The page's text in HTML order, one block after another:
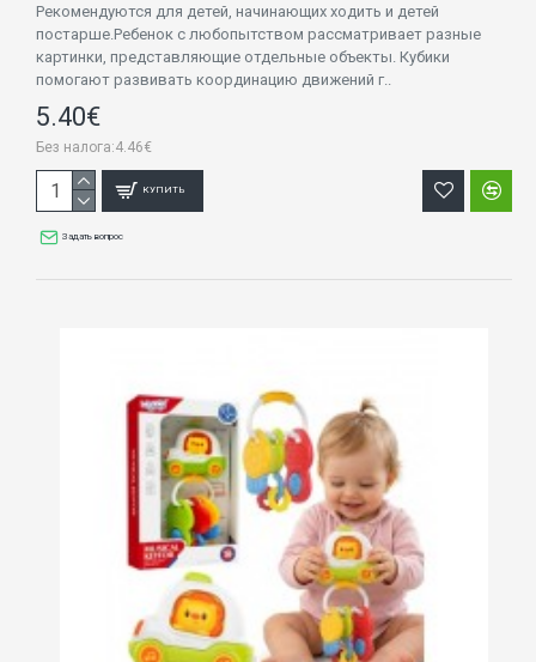
Рекомендуются для детей, начинающих ходить и детей
постарше.Ребенок с любопытством рассматривает разные
картинки, представляющие отдельные объекты. Кубики
помогают развивать координацию движений г..
5.40€
Без налога:4.46€
КУПИТЬ
Задать вопрос